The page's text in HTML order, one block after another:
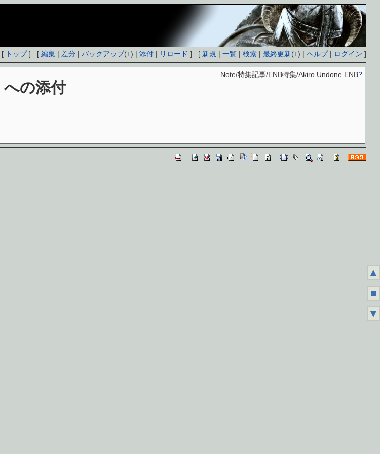
[ トップ] [編集 | 差分 |バックアップ(+) |添付 | リロード ] [ 新規 |一覧 |検索 |最終更新(+) |ヘルプ| ログイン ]
への添付
Note/特集記事/ENB特集/Akiro Undone ENB?
▲
■
▼